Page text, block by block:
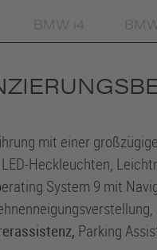
mit einer
Heckleuchten,
System 9 mit
Parking